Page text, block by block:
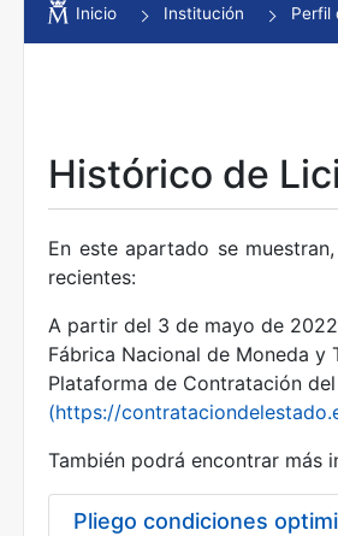
Mostrar/Ocultar
Mostrar/Ocultar
Mostrar/Ocultar
Mostrar/Ocultar
Inicio Institución Perfil
Histórico de
En este apartado se
recientes:
A partir del 3 de mayo de
Fábrica Nacional de Moneda y
Plataforma de Contratación
(https://
También podrá encontrar más
Pliego condiciones